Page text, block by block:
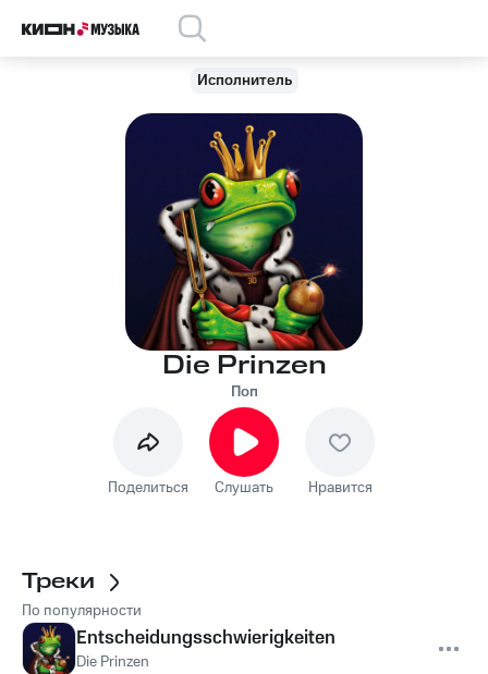
Исполнитель
Die Prinzen
Поп
Поделиться Слушать Нравится
Треки
По популярности
Entscheidungsschwierigkeiten
Die Prinzen